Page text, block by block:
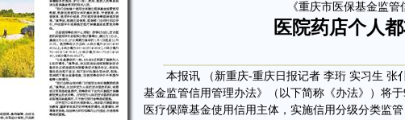
《重庆市医保基金监
医院药店个人
本报讯 （新重庆-重庆日报记者 李珩 实习生 张
基金监管信用管理办法》（以下简称《办法》）将
医疗保障基金使用信用主体，实施信用分级分类监